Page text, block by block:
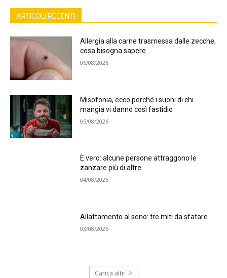
ARTICOLI RECENTI
Allergia alla carne trasmessa dalle zecche,
cosa bisogna sapere
06/08/2026
Misofonia, ecco perché i suoni di chi
mangia vi danno così fastidio
05/08/2026
È vero: alcune persone attraggono le
zanzare più di altre
04/08/2026
Allattamento al seno: tre miti da sfatare
03/08/2026
Carica altri